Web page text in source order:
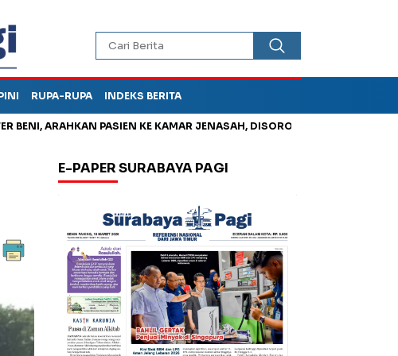
RUPA-RUPA INDEKS BERITA
PASIEN KE KAMAR JENASAH, DISOROT Kurangi Timbunan
E-PAPER SURABAYA PAGI